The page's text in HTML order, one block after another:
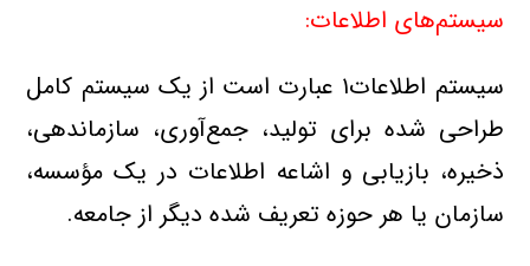
سيستم‌هاي اطلاعات:
سيستم اطلاعات۱ عبارت است از يك سيستم كامل
طراحي شده براي توليد، جمع‌آوري، سازماندهي،
ذخيره، بازيابي و اشاعه اطلاعات در يك مؤسسه،
سازمان يا هر حوزه تعريف شده ديگر از جامعه.